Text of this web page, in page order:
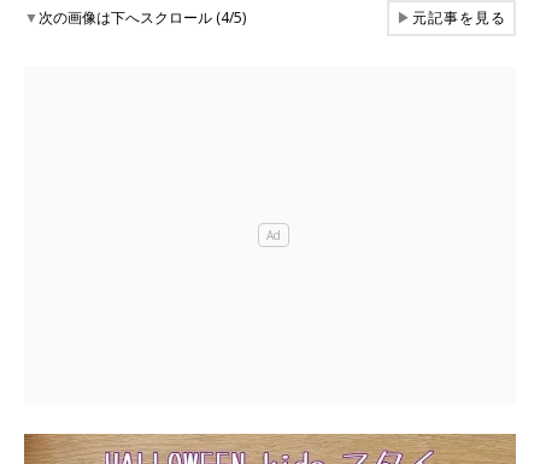
▼次の画像は下へスクロール (4/5) ▶元記事を見る